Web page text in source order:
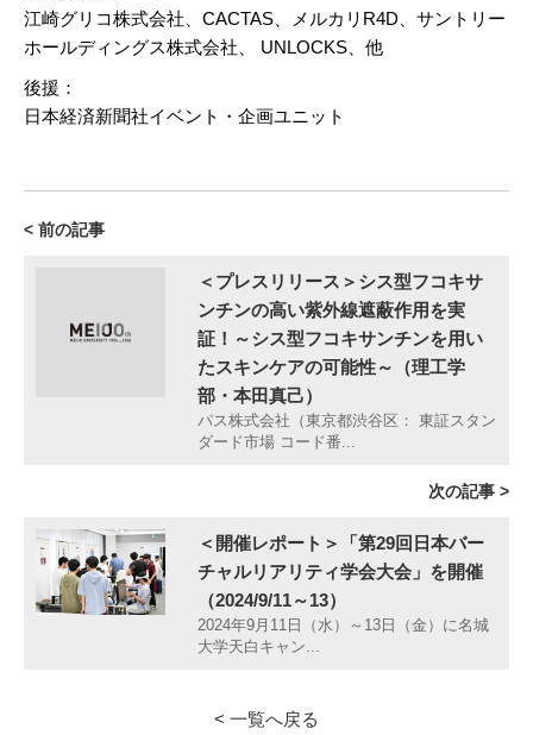
江崎グリコ株式会社、CACTAS、メルカリR4D、サントリー
ホールディングス株式会社、 UNLOCKS、他
後援：
日本経済新聞社イベント・企画ユニット
< 前の記事
＜プレスリリース＞シス型フコキサ
ンチンの高い紫外線遮蔽作用を実
証！～シス型フコキサンチンを用い
たスキンケアの可能性～（理工学
部・本田真己）
パス株式会社（東京都渋谷区： 東証スタン
ダード市場 コード番...
次の記事 >
＜開催レポート＞「第29回日本バー
チャルリアリティ学会大会」を開催
（2024/9/11～13）
2024年9月11日（水）～13日（金）に名城
大学天白キャン...
< 一覧へ戻る